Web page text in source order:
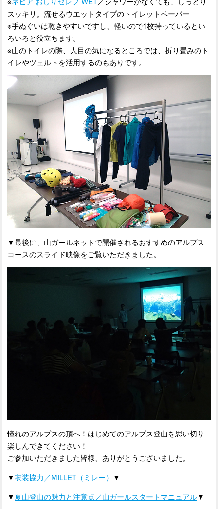
スッキリ。流せるウエットタイプのトイレットペーパー
※手ぬぐいは乾きやすいですし、軽いので1枚持っているとい
ろいろと役立ちます。
※山のトイレの際、人目の気になるところでは、折り畳みのト
イレやツェルトを活用するのもありです。
▼最後に、山ガールネットで開催されるおすすめのアルプス
コースのスライド映像をご覧いただきました。
憧れのアルプスの頂へ！はじめてのアルプス登山を思い切り
楽しんできてください！
ご参加いただきました皆様、ありがとうございました。
▼衣装協力／MILLET（ミレー） ▼
▼夏山登山の魅力と注意点／山ガールスタートマニュアル▼